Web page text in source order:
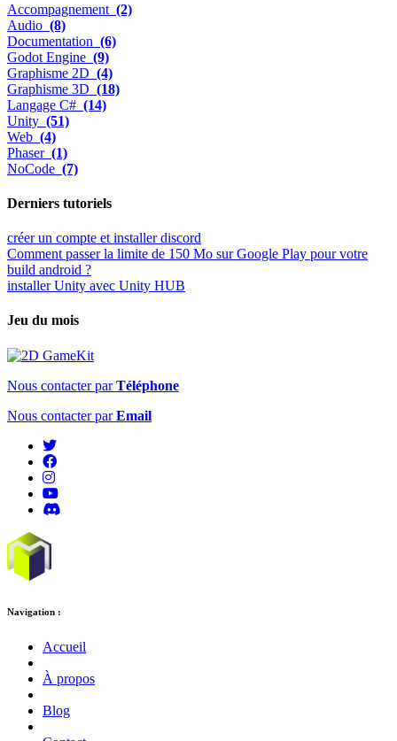
Accompagnement (2)
Audio (8)
Documentation (6)
Godot Engine (9)
Graphisme 2D (4)
Graphisme 3D (18)
Langage C# (14)
Unity (51)
Web (4)
Phaser (1)
NoCode (7)
Derniers tutoriels
créer un compte et installer discord
Comment passer la limite de 150 Mo sur Google Play pour votre
build android ?
installer Unity avec Unity HUB
Jeu du mois
Nous contacter parTéléphone
Nous contacter parEmail
Navigation :
Accueil
À propos
Blog